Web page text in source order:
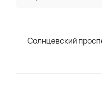
Солнцевский